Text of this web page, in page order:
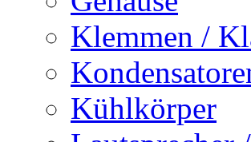
Klemmen /
Kühlkörper